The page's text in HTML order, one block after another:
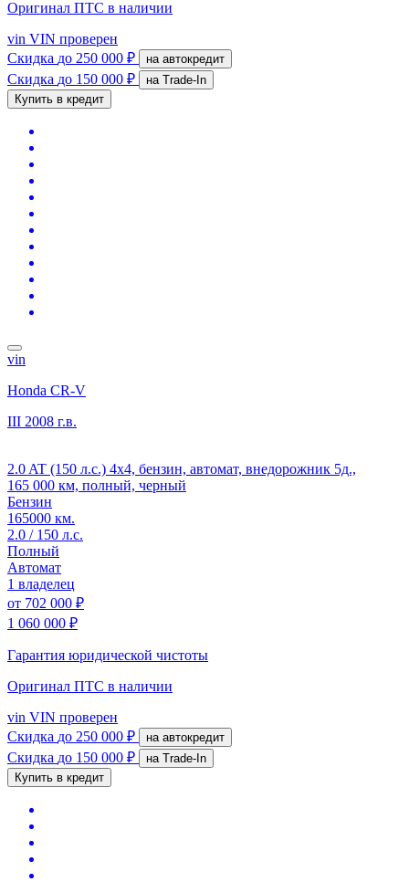
Оригинал ПТС в наличии
vin VIN проверен
Скидка до 250 000 ₽ на автокредит
Скидка до 150 000 ₽
на Trade-In
Купить в кредит
vin
Honda CR-V
III 2008 г.в.
2.0 AT (150 л.с.) 4x4, бензин, автомат, внедорожник 5д.,
165 000 км, полный, черный
Бензин
165000 км.
2.0 / 150 л.с.
Полный
Автомат
1 владелец
от 702 000 ₽
1 060 000 ₽
Гарантия юридической чистоты
Оригинал ПТС в наличии
vin VIN проверен
Скидка до 250 000 ₽ на автокредит
Скидка до 150 000 ₽
на Trade-In
Купить в кредит